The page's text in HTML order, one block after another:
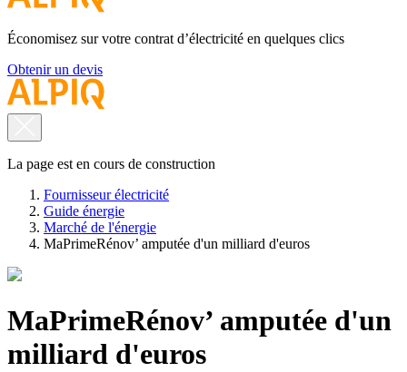
Économisez sur votre contrat d’électricité en quelques clics
Obtenir un devis
La page est en cours de construction
Fournisseur électricité
Guide énergie
Marché de l'énergie
MaPrimeRénov’ amputée d'un milliard d'euros
MaPrimeRénov’ amputée d'un
milliard d'euros